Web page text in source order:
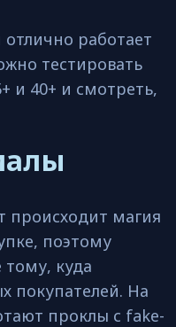
работает
тестировать
и 40+ и смотреть,
происходит магия
поэтому
куда
покупателей. На
проклы с fake-